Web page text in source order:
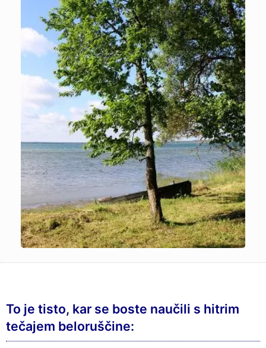
To je tisto, kar se boste naučili s hitrim
tečajem beloruščine: